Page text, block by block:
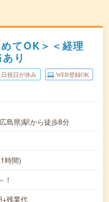
てOK＞＜経理
り
日祝日が休み WEB登録OK
島県)駅から徒歩8分
時間)
残業代